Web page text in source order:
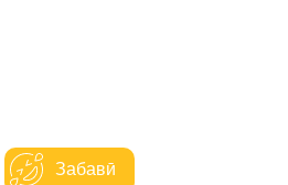
Забавӣ